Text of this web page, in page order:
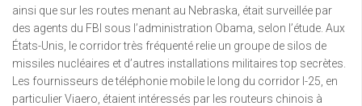
ainsi que sur les routes menant au Nebraska, était surveillée par
des agents du FBI sous l’administration Obama, selon l’étude. Aux
États-Unis, le corridor très fréquenté relie un groupe de silos de
missiles nucléaires et d’autres installations militaires top secrètes.
Les fournisseurs de téléphonie mobile le long du corridor I-25, en
particulier Viaero, étaient intéressés par les routeurs chinois à